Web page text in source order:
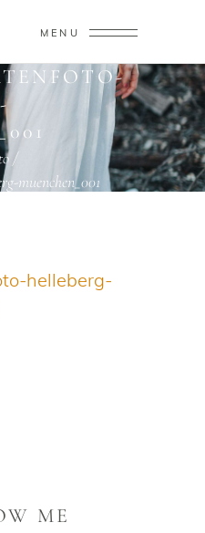
MENU
/
muenchen_001
ME